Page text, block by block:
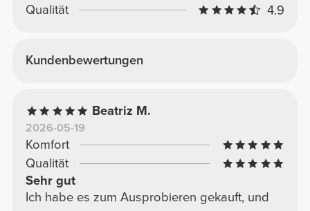
Qualität
4.9
Kundenbewertungen
Beatriz M.
2026-05-19
Komfort
Qualität
Sehr gut
Ich habe es zum Ausprobieren gekauft, und